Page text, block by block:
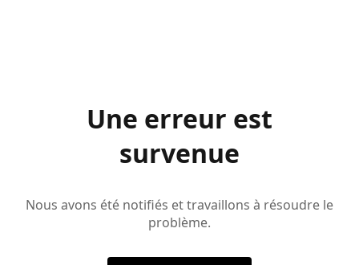
Une erreur est
survenue
Nous avons été notifiés et travaillons à résoudre le
problème.